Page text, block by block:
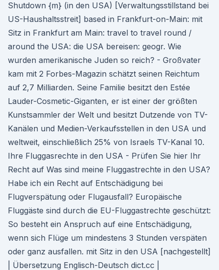
Shutdown {m} (in den USA) [Verwaltungsstillstand bei
US-Haushaltsstreit] based in Frankfurt-on-Main: mit
Sitz in Frankfurt am Main: travel to travel round /
around the USA: die USA bereisen: geogr. Wie
wurden amerikanische Juden so reich? - Großvater
kam mit 2 Forbes-Magazin schätzt seinen Reichtum
auf 2,7 Milliarden. Seine Familie besitzt den Estée
Lauder-Cosmetic-Giganten, er ist einer der größten
Kunstsammler der Welt und besitzt Dutzende von TV-
Kanälen und Medien-Verkaufsstellen in den USA und
weltweit, einschließlich 25% von Israels TV-Kanal 10.
Ihre Fluggasrechte in den USA - Prüfen Sie hier Ihr
Recht auf Was sind meine Fluggastrechte in den USA?
Habe ich ein Recht auf Entschädigung bei
Flugverspätung oder Flugausfall? Europäische
Fluggäste sind durch die EU-Fluggastrechte geschützt:
So besteht ein Anspruch auf eine Entschädigung,
wenn sich Flüge um mindestens 3 Stunden verspäten
oder ganz ausfallen. mit Sitz in den USA [nachgestellt]
| Übersetzung Englisch-Deutsch dict.cc |